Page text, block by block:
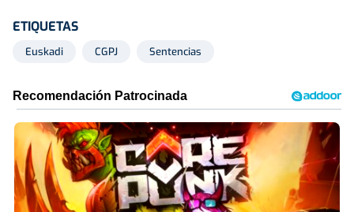
ETIQUETAS
Euskadi CGPJ Sentencias